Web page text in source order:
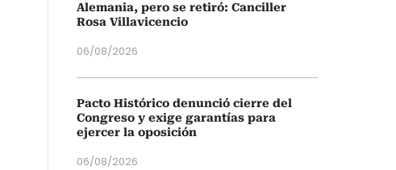
Alemania, pero se retiró: Canciller
Rosa Villavicencio
06/08/2026
Pacto Histórico denunció cierre del
Congreso y exige garantías para
ejercer la oposición
06/08/2026